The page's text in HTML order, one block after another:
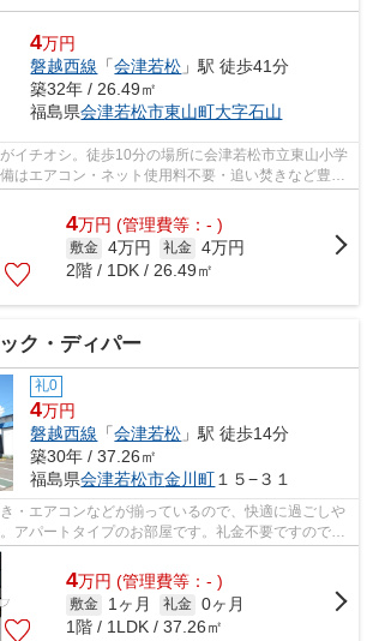
4万円
磐越西線 「会津若松 」駅 徒歩41分
築32年 / 26.49㎡
福島県会津若松市東山町大字石山
がイチオシ。徒歩10分の場所に会津若松市立東山小学
はエアコン・ネット使用料不要・追い焚きなど豊富
すいお部屋に...
4万円 (管理費等：- )
敷金 4万円 礼金 4万円
2階 / 1DK / 26.49㎡
ク・ディパー
礼0
4万円
磐越西線 「会津若松 」駅 徒歩14分
築30年 / 37.26㎡
福島県会津若松市金川町 １５−３１
・エアコンなどが揃っているので、快適に過ごしや
アパートタイプのお部屋です。礼金不要ですので急
ださい。
4万円 (管理費等：- )
敷金 1ヶ月 礼金 0ヶ月
1階 / 1LDK / 37.26㎡